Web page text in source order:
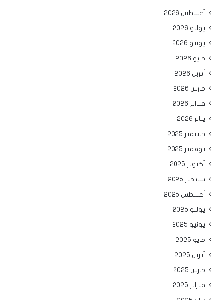
أغسطس 2026
يوليو 2026
يونيو 2026
مايو 2026
أبريل 2026
مارس 2026
فبراير 2026
يناير 2026
ديسمبر 2025
نوفمبر 2025
أكتوبر 2025
سبتمبر 2025
أغسطس 2025
يوليو 2025
يونيو 2025
مايو 2025
أبريل 2025
مارس 2025
فبراير 2025